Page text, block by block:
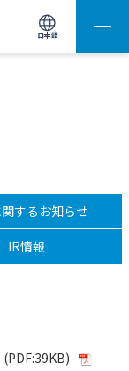
日本語
サイト内検索(Enterで実行)
するお知らせ
IR情報
(PDF:39KB)